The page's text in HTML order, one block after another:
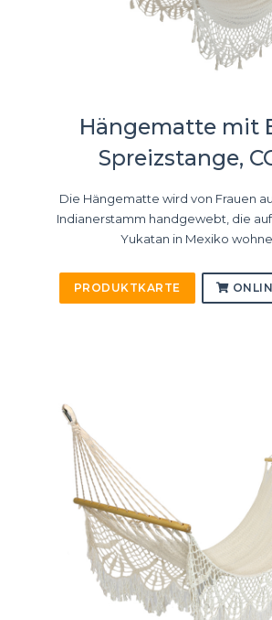
Hängematte mit
Spreizstange,
Die Hängematte wird von Frauen
Indianerstamm handgewebt, die
Yukatan in Mexiko
PRODUKTKARTE